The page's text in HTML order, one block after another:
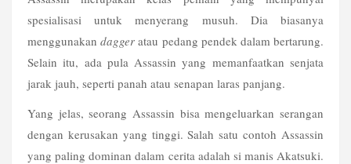
spesialisasi untuk menyerang musuh. Dia biasanya
menggunakan dagger atau pedang pendek dalam bertarung.
Selain itu, ada pula Assassin yang memanfaatkan senjata
jarak jauh, seperti panah atau senapan laras panjang.
Yang jelas, seorang Assassin bisa mengeluarkan serangan
dengan kerusakan yang tinggi. Salah satu contoh Assassin
yang paling dominan dalam cerita adalah si manis Akatsuki.